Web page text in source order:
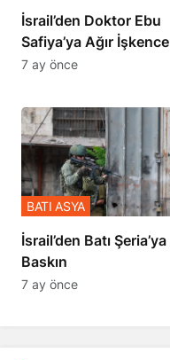
İsrail’den Doktor Ebu
Safiya’ya Ağır İşkence
7 ay önce
​​​​​​​İsrail’den Batı Şeria’ya
Baskın
BATI ASYA
7 ay önce